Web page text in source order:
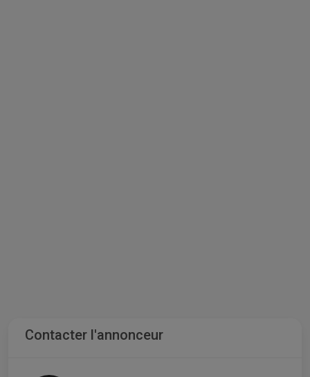
Contacter l'annonceur